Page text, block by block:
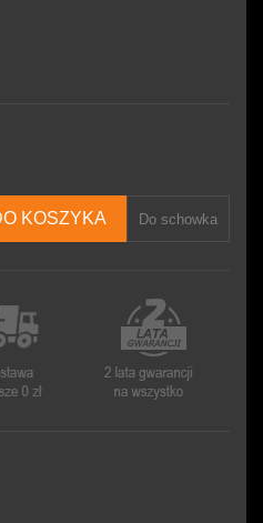
KOSZYKA Do schowka